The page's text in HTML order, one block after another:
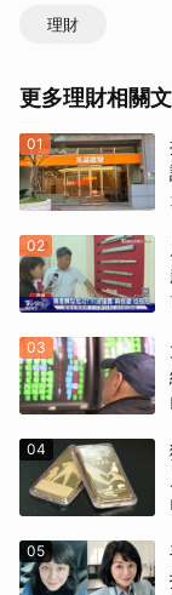
理財
更多理財相關
01
02
03
04
05